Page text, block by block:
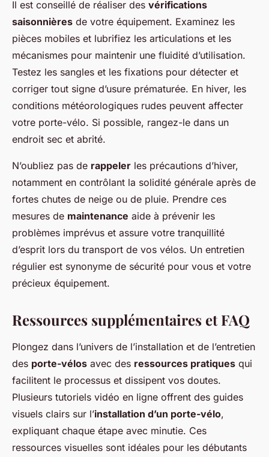
Il est conseillé de réaliser des vérifications
saisonnières de votre équipement. Examinez les
pièces mobiles et lubrifiez les articulations et les
mécanismes pour maintenir une fluidité d’utilisation.
Testez les sangles et les fixations pour détecter et
corriger tout signe d’usure prématurée. En hiver, les
conditions météorologiques rudes peuvent affecter
votre porte-vélo. Si possible, rangez-le dans un
endroit sec et abrité.
N’oubliez pas de rappeler les précautions d’hiver,
notamment en contrôlant la solidité générale après de
fortes chutes de neige ou de pluie. Prendre ces
mesures de maintenance aide à prévenir les
problèmes imprévus et assure votre tranquillité
d’esprit lors du transport de vos vélos. Un entretien
régulier est synonyme de sécurité pour vous et votre
précieux équipement.
Ressources supplémentaires et FAQ
Plongez dans l’univers de l’installation et de l’entretien
des porte-vélos avec des ressources pratiques qui
facilitent le processus et dissipent vos doutes.
Plusieurs tutoriels vidéo en ligne offrent des guides
visuels clairs sur l’installation d’un porte-vélo,
expliquant chaque étape avec minutie. Ces
ressources visuelles sont idéales pour les débutants